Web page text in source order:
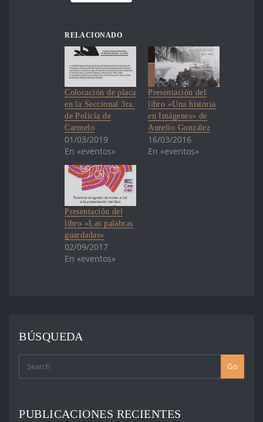
RELACIONADO
Colocación de placa
en la Seccional 3ra.
de Policía de
Carmelo
01/03/2019
En «eventos»
Presentación del
libro «Una historia
en Imágenes» de
Aurelio González
16/03/2016
En «eventos»
Presentación del
libro «Las palabras
guardadas»
02/09/2017
En «eventos»
BÚSQUEDA
Go
PUBLICACIONES RECIENTES